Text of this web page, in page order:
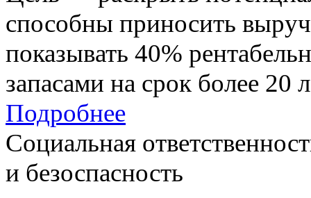
способны приносить
показывать 40%
запасами на срок более 20
Подробнее
Социальная
и безоспасность